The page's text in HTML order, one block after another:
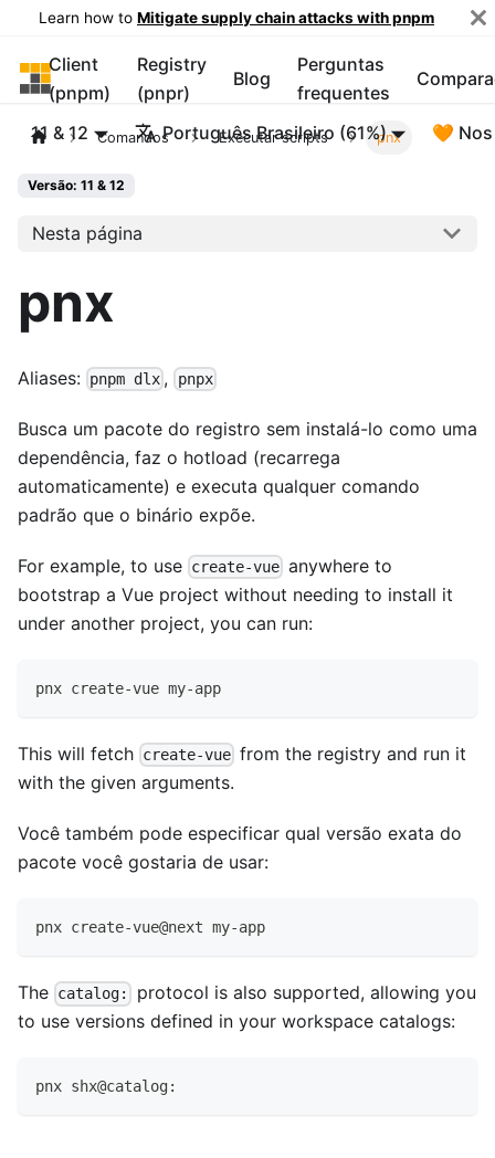
Learn how to Mitigate supply chain attacks with pnpm
pnpm
Client
(pnpm)
Registry
(pnpr)
Blog
Perguntas
frequentes
11 & 12 Português Brasileiro (61%) 🧡
Comandos Executar scripts pnx
Versão: 11 & 12
Nesta página
pnx
Aliases: pnpm dlx , pnpx
Busca um pacote do registro sem instalá-lo como uma
dependência, faz o hotload (recarrega
automaticamente) e executa qualquer comando
padrão que o binário expõe.
For example, to use create-vue anywhere to
bootstrap a Vue project without needing to install it
under another project, you can run:
pnx create-vue my-app
This will fetch create-vue from the registry and run it
with the given arguments.
Você também pode especificar qual versão exata do
pacote você gostaria de usar:
pnx create-vue@next my-app
The catalog:
protocol is also supported, allowing you
to use versions defined in your workspace catalogs:
pnx shx@catalog: